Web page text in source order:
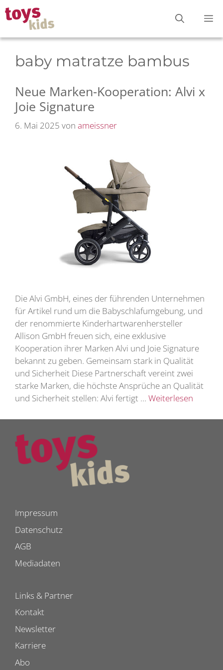
Zum
Inhalt
springen
baby matratze bambus
Neue Marken-Kooperation: Alvi x
Joie Signature
6. Mai 2025 von ameissner
Die Alvi GmbH, eines der führenden Unternehmen
für Artikel rund um die Babyschlafumgebung, und
der renommierte Kinderhartwarenhersteller
Allison GmbH freuen sich, eine exklusive
Kooperation ihrer Marken Alvi und Joie Signature
bekannt zu geben. Gemeinsam stark in Qualität
und Sicherheit Diese Partnerschaft vereint zwei
starke Marken, die höchste Ansprüche an Qualität
und Sicherheit stellen: Alvi fertigt … Weiterlesen
Impressum
Datenschutz
AGB
Mediadaten
Links & Partner
Kontakt
Newsletter
Karriere
Abo